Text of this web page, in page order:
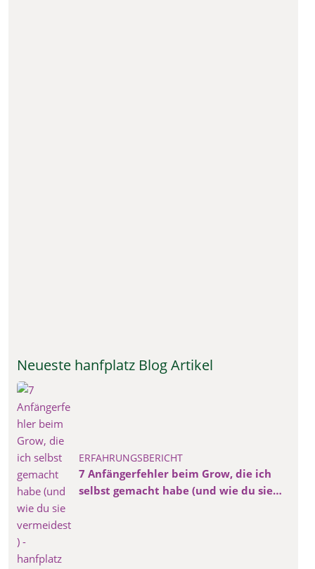
Neueste hanfplatz Blog Artikel
ERFAHRUNGSBERICHT
7 Anfängerfehler beim Grow, die ich
selbst gemacht habe (und wie du sie